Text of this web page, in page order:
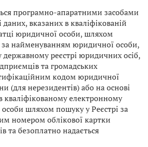
програмно-апаратними засобами
даних, вказаних в кваліфікованій
юридичної особи, шляхом
за найменуванням юридичної особи,
реєстрі юридичних осіб,
та громадських
кодом юридичної
(для нерезидентів) або на основі
кваліфікованому електронному
особи шляхом пошуку у Реєстрі за
номером облікової картки
та безоплатно надається